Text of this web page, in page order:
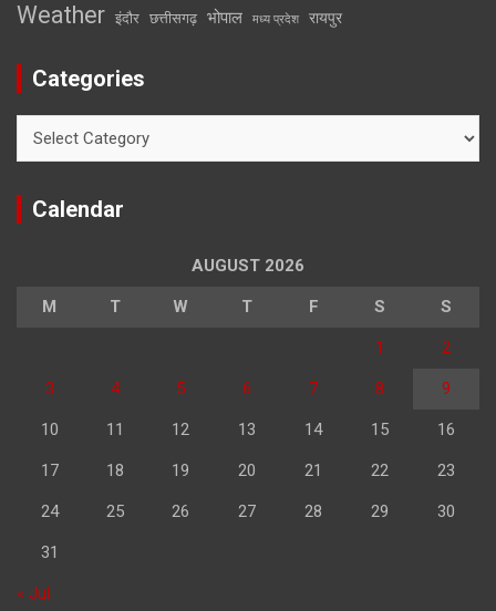
Weather इंदौर छत्तीसगढ़ भोपाल मध्य प्रदेश रायपुर
Categories
Calendar
AUGUST 2026
M T W T F S S
1 2
3 4 5 6 7 8 9
10 11 12 13 14 15 16
17 18 19 20 21 22 23
24 25 26 27 28 29 30
31
« Jul